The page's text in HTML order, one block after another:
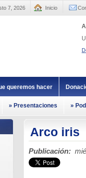
7, 2026 Inicio
queremos hacer
» Presentaciones »
Arco iris
Publicación: